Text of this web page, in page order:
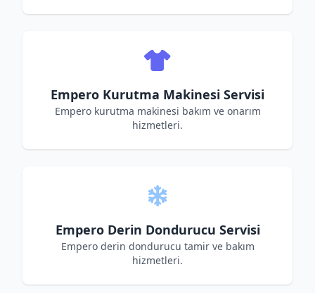
Empero Kurutma Makinesi Servisi
Empero kurutma makinesi bakım ve onarım
hizmetleri.
Empero Derin Dondurucu Servisi
Empero derin dondurucu tamir ve bakım
hizmetleri.